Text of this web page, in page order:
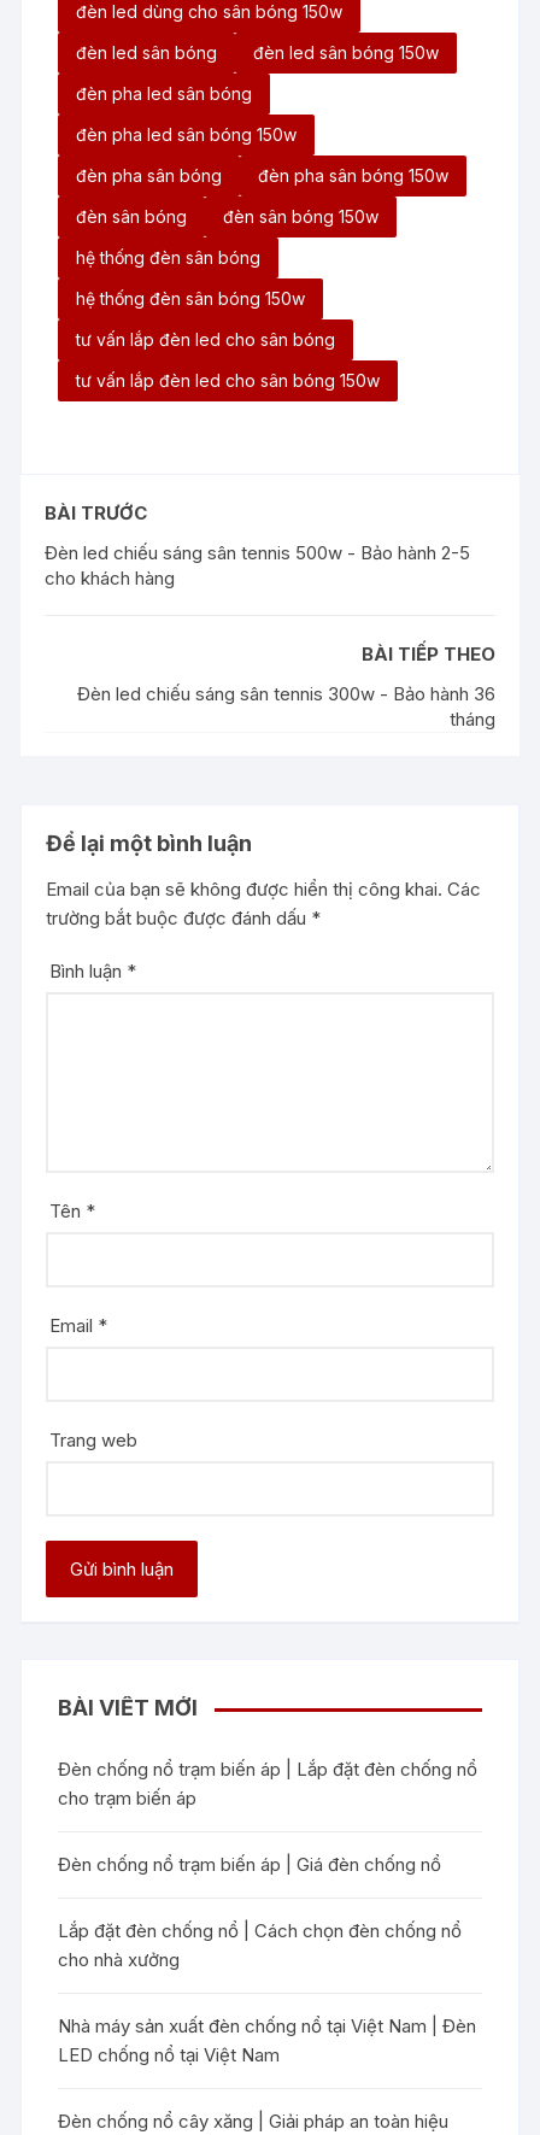
đèn led dùng cho sân bóng 150w
đèn led sân bóng
đèn led sân bóng 150w
đèn pha led sân bóng
đèn pha led sân bóng 150w
đèn pha sân bóng
đèn pha sân bóng 150w
đèn sân bóng
đèn sân bóng 150w
hệ thống đèn sân bóng
hệ thống đèn sân bóng 150w
tư vấn lắp đèn led cho sân bóng
tư vấn lắp đèn led cho sân bóng 150w
BÀI TRƯỚC
Đèn led chiếu sáng sân tennis 500w - Bảo hành 2-5
cho khách hàng
BÀI TIẾP THEO
Đèn led chiếu sáng sân tennis 300w - Bảo hành 36
tháng
Để lại một bình luận
Email của bạn sẽ không được hiển thị công khai. Các
trường bắt buộc được đánh dấu *
Bình luận *
Tên *
Email *
Trang web
BÀI VIẾT MỚI
Đèn chống nổ trạm biến áp | Lắp đặt đèn chống nổ
cho trạm biến áp
Đèn chống nổ trạm biến áp | Giá đèn chống nổ
Lắp đặt đèn chống nổ | Cách chọn đèn chống nổ
cho nhà xưởng
Nhà máy sản xuất đèn chống nổ tại Việt Nam | Đèn
LED chống nổ tại Việt Nam
Đèn chống nổ cây xăng | Giải pháp an toàn hiệu